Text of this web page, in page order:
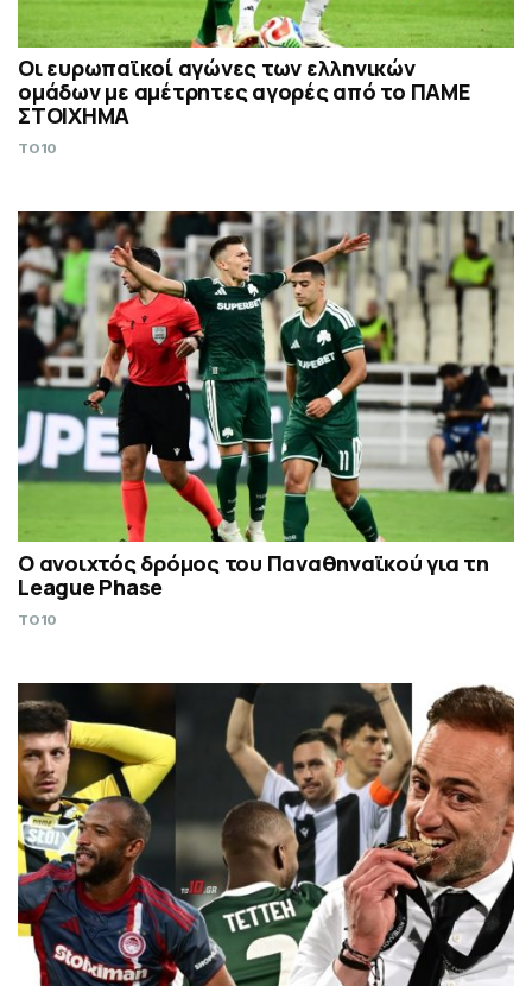
Οι ευρωπαϊκοί αγώνες των ελληνικών
ομάδων με αμέτρητες αγορές από το ΠΑΜΕ
ΣΤΟΙΧΗΜΑ
TO10
Ο ανοιχτός δρόμος του Παναθηναϊκού για τη
League Phase
TO10